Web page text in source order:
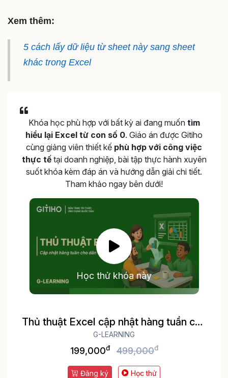
Xem thêm:
5 cách lấy dữ liệu từ sheet này sang sheet
khác trong Excel
Khóa học phù hợp với bất kỳ ai đang muốn tìm
hiểu lại Excel từ con số 0. Giáo án được Gitiho
cùng giảng viên thiết kế phù hợp với công việc
thực tếtại doanh nghiệp, bài tập thực hành xuyên
suốt khóa kèm đáp án và hướng dẫn giải chi tiết.
Tham khảo ngay bên dưới!
Học thử khóa này
Thủ thuật Excel cập nhật hàng tuần cho
dân văn phòng
G-LEARNING
199,000đ 499,000đ
Đăng ký Học thử